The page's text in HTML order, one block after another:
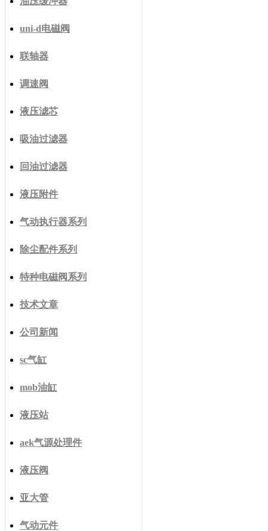
uni-d电磁阀
联轴器
调速阀
液压滤芯
吸油过滤器
回油过滤器
液压附件
气动执行器系列
除尘配件系列
特种电磁阀系列
技术文章
公司新闻
sc气缸
mob油缸
液压站
aek气源处理件
液压阀
亚大管
气动元件